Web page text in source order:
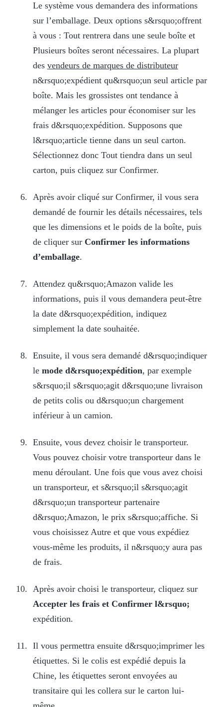
Le système vous demandera des informations
sur l’emballage. Deux options s&rsquo;offrent
à vous : Tout rentrera dans une seule boîte et
Plusieurs boîtes seront nécessaires. La plupart
des vendeurs de marques de distributeur
n&rsquo;expédient qu&rsquo;un seul article par
boîte. Mais les grossistes ont tendance à
mélanger les articles pour économiser sur les
frais d&rsquo;expédition. Supposons que
l&rsquo;article tienne dans un seul carton.
Sélectionnez donc Tout tiendra dans un seul
carton, puis cliquez sur Confirmer.
Après avoir cliqué sur Confirmer, il vous sera
demandé de fournir les détails nécessaires, tels
que les dimensions et le poids de la boîte, puis
de cliquer sur Confirmer les informations
d’emballage.
Attendez qu&rsquo;Amazon valide les
informations, puis il vous demandera peut-être
la date d&rsquo;expédition, indiquez
simplement la date souhaitée.
Ensuite, il vous sera demandé d&rsquo;indiquer
le mode d&rsquo;expédition, par exemple
s&rsquo;il s&rsquo;agit d&rsquo;une livraison
de petits colis ou d&rsquo;un chargement
inférieur à un camion.
Ensuite, vous devez choisir le transporteur.
Vous pouvez choisir votre transporteur dans le
menu déroulant. Une fois que vous avez choisi
un transporteur, et s&rsquo;il s&rsquo;agit
d&rsquo;un transporteur partenaire
d&rsquo;Amazon, le prix s&rsquo;affiche. Si
vous choisissez Autre et que vous expédiez
vous-même les produits, il n&rsquo;y aura pas
de frais.
Après avoir choisi le transporteur, cliquez sur
Accepter les frais et Confirmer l&rsquo;
expédition.
Il vous permettra ensuite d&rsquo;imprimer les
étiquettes. Si le colis est expédié depuis la
Chine, les étiquettes seront envoyées au
transitaire qui les collera sur le carton lui-